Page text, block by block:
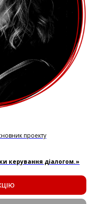
проекту
керування діалогом.»